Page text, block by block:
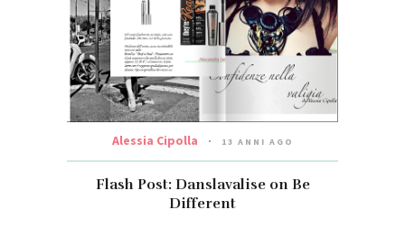
Alessia Cipolla 13 ANNI AGO
Flash Post: Danslavalise on Be
Different